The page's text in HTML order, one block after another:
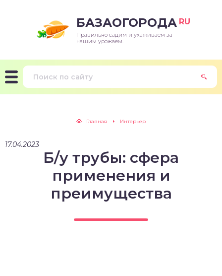
БАЗАОГОРОДА RU
Правильно садим и ухаживаем за
нашим урожаем.
Главная Интерьер
17.04.2023
Б/у трубы: сфера
применения и
преимущества